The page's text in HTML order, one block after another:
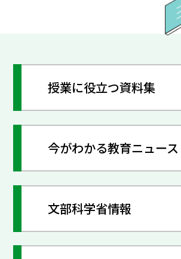
授業に役立つ資料集
今がわかる教育ニュース
文部科学省情報